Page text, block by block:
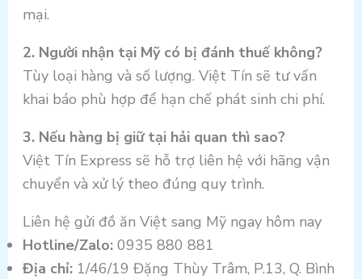
mại.
2. Người nhận tại Mỹ có bị đánh thuế không?
Tùy loại hàng và số lượng. Việt Tín sẽ tư vấn
khai báo phù hợp để hạn chế phát sinh chi phí.
3. Nếu hàng bị giữ tại hải quan thì sao?
Việt Tín Express sẽ hỗ trợ liên hệ với hãng vận
chuyển và xử lý theo đúng quy trình.
Liên hệ gửi đồ ăn Việt sang Mỹ ngay hôm nay
Hotline/Zalo:0935 880 881
Địa chỉ:1/46/19 Đặng Thùy Trâm, P.13, Q. Bình